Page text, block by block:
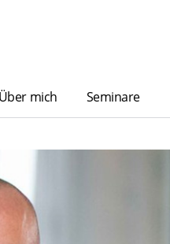
Über mich Seminare